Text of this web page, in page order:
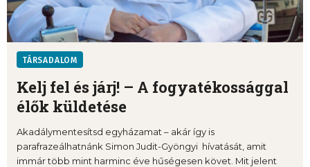
TÁRSADALOM
Kelj fel és járj! – A fogyatékossággal
élők küldetése
Akadálymentesítsd egyházamat – akár így is
parafrazeálhatnánk Simon Judit-Gyöngyi hívatását, amit
immár több mint harminc éve hűségesen követ. Mit jelent